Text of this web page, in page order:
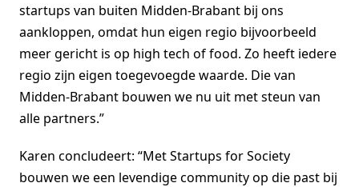
startups van buiten Midden-Brabant bij ons
aankloppen, omdat hun eigen regio bijvoorbeeld
meer gericht is op high tech of food. Zo heeft iedere
regio zijn eigen toegevoegde waarde. Die van
Midden-Brabant bouwen we nu uit met steun van
alle partners.”
Karen concludeert: “Met Startups for Society
bouwen we een ​​levendige community op die past bij